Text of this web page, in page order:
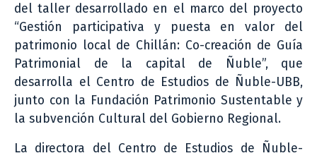
del taller desarrollado en el marco del proyecto
“Gestión participativa y puesta en valor del
patrimonio local de Chillán: Co-creación de Guía
Patrimonial de la capital de Ñuble”, que
desarrolla el Centro de Estudios de Ñuble-UBB,
junto con la Fundación Patrimonio Sustentable y
la subvención Cultural del Gobierno Regional.
La directora del Centro de Estudios de Ñuble-